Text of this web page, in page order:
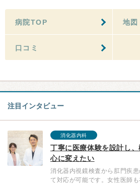
病院TOP 地図
口コミ
注目インタビュー
消化器内科
丁寧に医療体験を設計し
心に変えたい
消化器内視鏡検査から肛門疾
て対応が可能です。女性医師も